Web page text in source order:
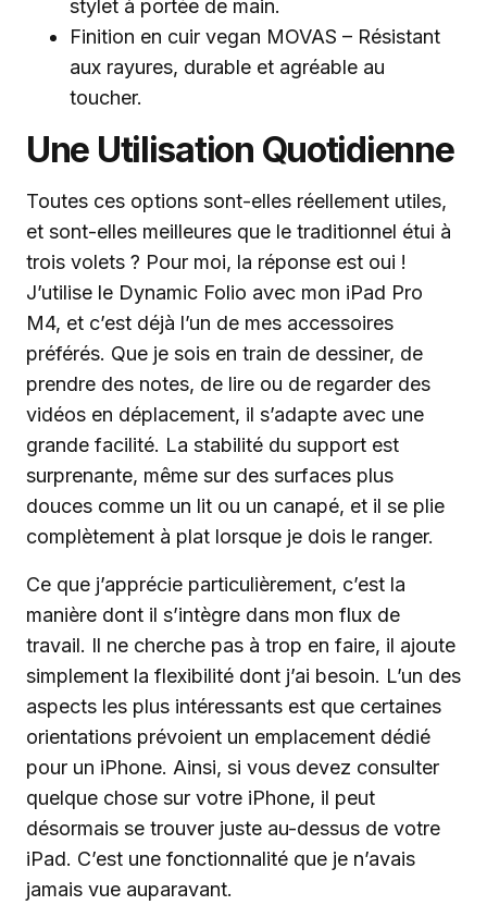
stylet à portée de main.
Finition en cuir vegan MOVAS – Résistant
aux rayures, durable et agréable au
toucher.
Une Utilisation Quotidienne
Toutes ces options sont-elles réellement utiles,
et sont-elles meilleures que le traditionnel étui à
trois volets ? Pour moi, la réponse est oui !
J’utilise le Dynamic Folio avec mon iPad Pro
M4, et c’est déjà l’un de mes accessoires
préférés. Que je sois en train de dessiner, de
prendre des notes, de lire ou de regarder des
vidéos en déplacement, il s’adapte avec une
grande facilité. La stabilité du support est
surprenante, même sur des surfaces plus
douces comme un lit ou un canapé, et il se plie
complètement à plat lorsque je dois le ranger.
Ce que j’apprécie particulièrement, c’est la
manière dont il s’intègre dans mon flux de
travail. Il ne cherche pas à trop en faire, il ajoute
simplement la flexibilité dont j’ai besoin. L’un des
aspects les plus intéressants est que certaines
orientations prévoient un emplacement dédié
pour un iPhone. Ainsi, si vous devez consulter
quelque chose sur votre iPhone, il peut
désormais se trouver juste au-dessus de votre
iPad. C’est une fonctionnalité que je n’avais
jamais vue auparavant.